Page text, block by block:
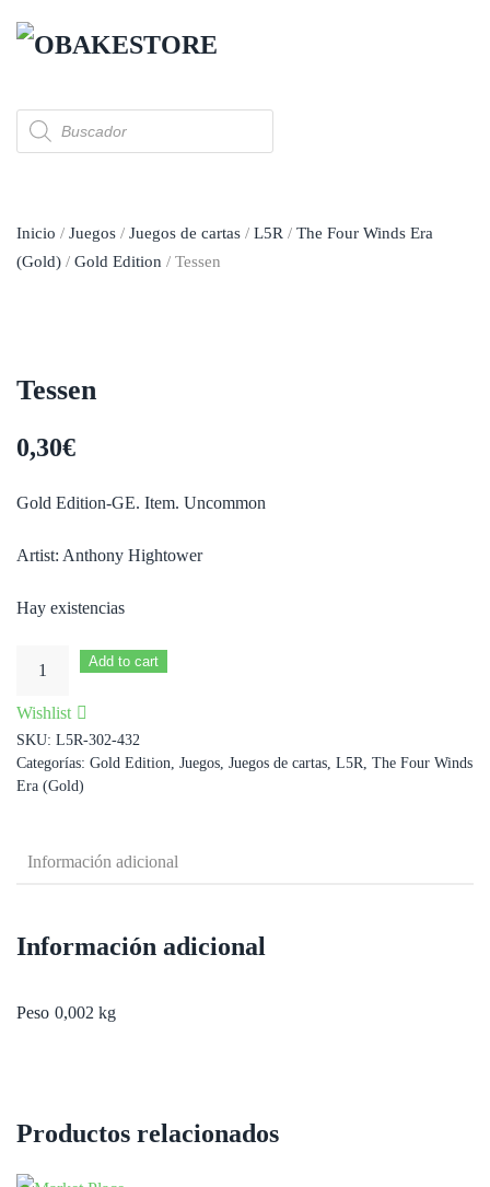
Búsqueda
de
productos
Inicio / Juegos / Juegos de cartas / L5R / The Four Winds Era
(Gold) / Gold Edition / Tessen
Tessen
0,30€
Gold Edition-GE. Item. Uncommon
Artist: Anthony Hightower
Hay existencias
Add to cart
Wishlist
SKU: L5R-302-432
Categorías: Gold Edition, Juegos, Juegos de cartas, L5R, The Four Winds
Era (Gold)
Información adicional
Información adicional
Peso 0,002 kg
Productos relacionados